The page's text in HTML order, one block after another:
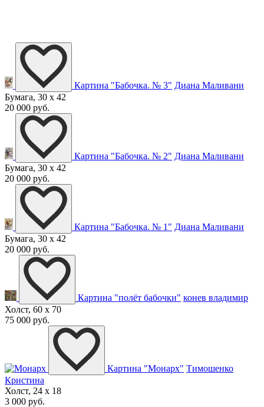
Картина "Бабочка. № 3" Диана Маливани
Бумага, 30 x 42
20 000 руб.
Картина "Бабочка. № 2" Диана Маливани
Бумага, 30 x 42
20 000 руб.
Картина "Бабочка. № 1" Диана Маливани
Бумага, 30 x 42
20 000 руб.
Картина "полёт бабочки" конев владимир
Холст, 60 x 70
75 000 руб.
Картина "Монарх" Тимошенко
Кристина
Холст, 24 x 18
3 000 руб.